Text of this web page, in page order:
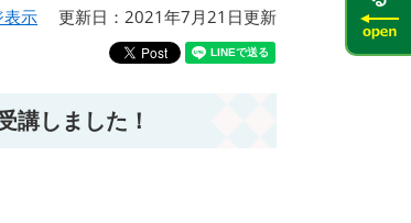
表示 更新日：2021年7月21日更新
講しました！